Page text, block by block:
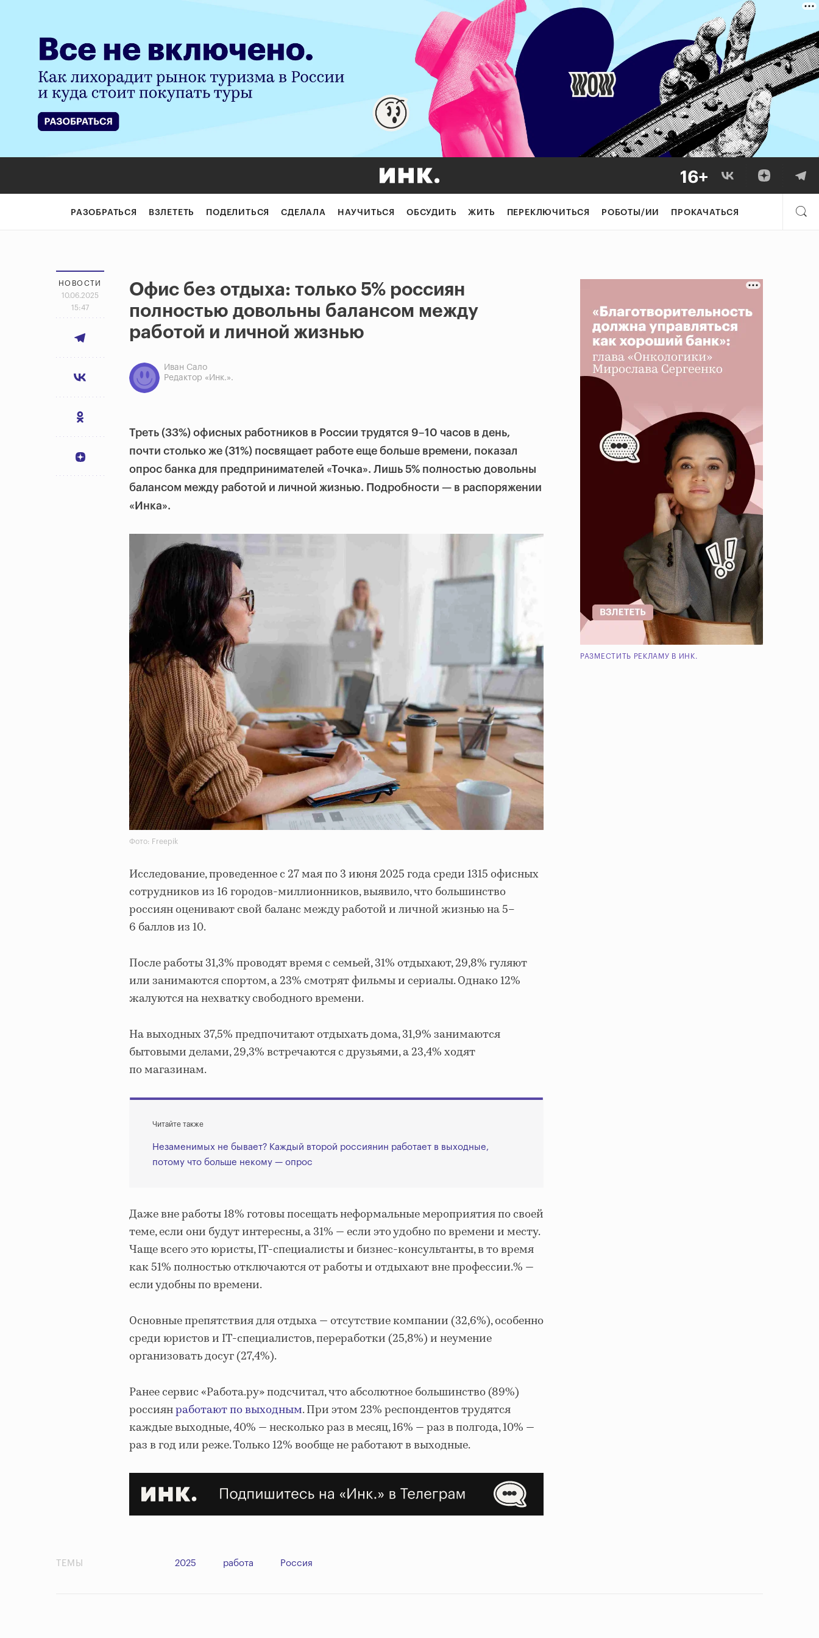
РАЗОБРАТЬСЯ ВЗЛЕТЕТЬ ПОДЕЛИТЬСЯ СДЕЛАЛА НАУЧИТЬСЯ ОБСУДИТЬ ЖИТЬ ПЕРЕКЛЮЧИТЬСЯ РОБОТЫ/ИИ ПРОКАЧАТЬСЯ
НОВОСТИ
10.06.2025
15:47
Офис без отдыха: только 5% россиян
полностью довольны балансом между
работой и личной жизнью
Иван Сало
Редактор «Инк.».
Треть (33%) офисных работников в России трудятся 9–10 часов в день,
почти столько же (31%) посвящает работе еще больше времени, показал
опрос банка для предпринимателей «Точка». Лишь 5% полностью довольны
балансом между работой и личной жизнью. Подробности — в распоряжении
«Инка».
Фото: Freepik
Исследование, проведенное с 27 мая по 3 июня 2025 года среди 1315 офисных
сотрудников из 16 городов-миллионников, выявило, что большинство
россиян оценивают свой баланс между работой и личной жизнью на 5–
6 баллов из 10.
После работы 31,3% проводят время с семьей, 31% отдыхают, 29,8% гуляют
или занимаются спортом, а 23% смотрят фильмы и сериалы. Однако 12%
жалуются на нехватку свободного времени.
На выходных 37,5% предпочитают отдыхать дома, 31,9% занимаются
бытовыми делами, 29,3% встречаются с друзьями, а 23,4% ходят
по магазинам.
Читайте также
Незаменимых не бывает? Каждый второй россиянин работает в выходные,
потому что больше некому — опрос
Даже вне работы 18% готовы посещать неформальные мероприятия по своей
теме, если они будут интересны, а 31% — если это удобно по времени и месту.
Чаще всего это юристы, IT-специалисты и бизнес-консультанты, в то время
как 51% полностью отключаются от работы и отдыхают вне профессии.% —
если удобны по времени.
Основные препятствия для отдыха — отсутствие компании (32,6%), особенно
среди юристов и IT-специалистов, переработки (25,8%) и неумение
организовать досуг (27,4%).
Ранее сервис «Работа.ру» подсчитал, что абсолютное большинство (89%)
россиянработают по выходным. При этом 23% респондентов трудятся
каждые выходные, 40% — несколько раз в месяц, 16% — раз в полгода, 10% —
раз в год или реже. Только 12% вообще не работают в выходные.
РАЗМЕСТИТЬ РЕКЛАМУ В ИНК.
ТЕМЫ 2025 работа Россия